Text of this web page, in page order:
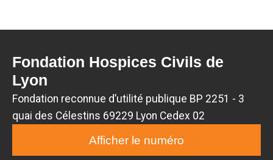
Fondation Hospices Civils de
Lyon
Fondation reconnue d’utilité publique BP 2251 - 3
quai des Célestins 69229 Lyon Cedex 02
Afficher le numéro